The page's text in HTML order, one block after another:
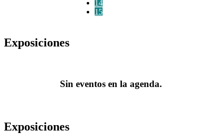
14
15
Exposiciones
Sin eventos en la agenda.
Exposiciones